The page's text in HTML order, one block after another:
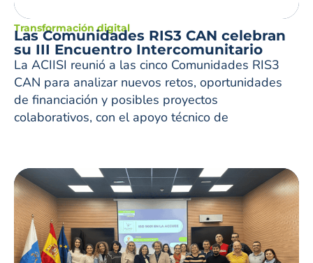
Transformación digital
Las Comunidades RIS3 CAN celebran
su III Encuentro Intercomunitario
La ACIISI reunió a las cinco Comunidades RIS3
CAN para analizar nuevos retos, oportunidades
de financiación y posibles proyectos
colaborativos, con el apoyo técnico de